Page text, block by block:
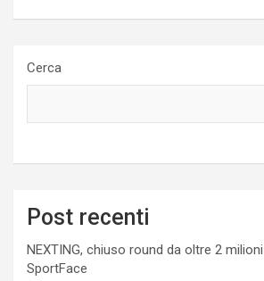
Cerca
Post recenti
NEXTING, chiuso round da oltre 2
SportFace